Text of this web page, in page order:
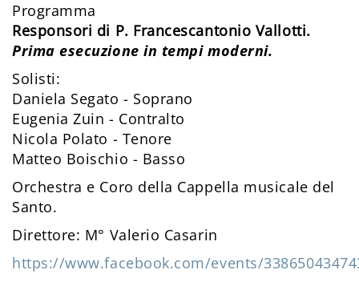
Programma
Responsori di P. Francescantonio Vallotti.
Prima esecuzione in tempi moderni.
Solisti:
Daniela Segato - Soprano
Eugenia Zuin - Contralto
Nicola Polato - Tenore
Matteo Boischio - Basso
Orchestra e Coro della Cappella musicale del
Santo.
Direttore: M° Valerio Casarin
https://www.facebook.com/events/